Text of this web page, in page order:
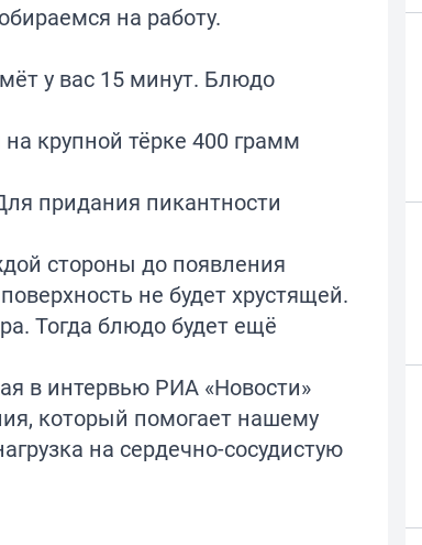
на работу.
у вас 15 минут. Блюдо
крупной тёрке 400 грамм
придания пикантности
стороны до появления
не будет хрустящей.
Тогда блюдо будет ещё
в интервью РИА «Новости»
который помогает нашему
на сердечно-сосудистую